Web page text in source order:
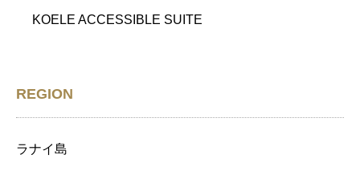
KOELE ACCESSIBLE SUITE
REGION
ラナイ島